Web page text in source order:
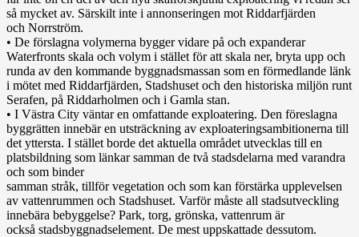
så mycket av. Särskilt inte i annonseringen mot Riddarfjärden
och Norrström.
• De förslagna volymerna bygger vidare på och expanderar
Waterfronts skala och volym i stället för att skala ner, bryta upp och
runda av den kommande byggnadsmassan som en förmedlande länk
i mötet med Riddarfjärden, Stadshuset och den historiska miljön runt
Serafen, på Riddarholmen och i Gamla stan.
• I Västra City väntar en omfattande exploatering. Den föreslagna
byggrätten innebär en utsträckning av exploateringsambitionerna till
det yttersta. I stället borde det aktuella området utvecklas till en
platsbildning som länkar samman de två stadsdelarna med varandra
och som binder
samman stråk, tillför vegetation och som kan förstärka upplevelsen
av vattenrummen och Stadshuset. Varför måste all stadsutveckling
innebära bebyggelse? Park, torg, grönska, vattenrum är
också stadsbyggnadselement. De mest uppskattade dessutom.